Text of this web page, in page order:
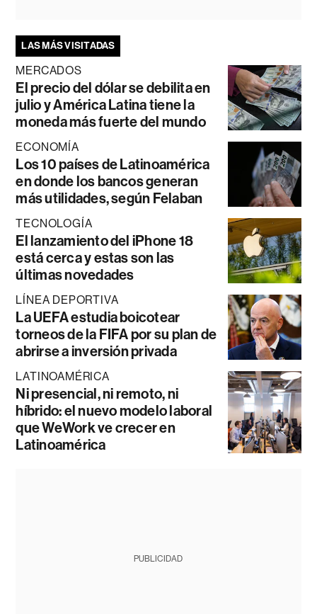
LAS MÁS VISITADAS
MERCADOS
El precio del dólar se debilita en
julio y América Latina tiene la
moneda más fuerte del mundo
ECONOMÍA
Los 10 países de Latinoamérica
en donde los bancos generan
más utilidades, según Felaban
TECNOLOGÍA
El lanzamiento del iPhone 18
está cerca y estas son las
últimas novedades
LÍNEA DEPORTIVA
La UEFA estudia boicotear
torneos de la FIFA por su plan de
abrirse a inversión privada
LATINOAMÉRICA
Ni presencial, ni remoto, ni
híbrido: el nuevo modelo laboral
que WeWork ve crecer en
Latinoamérica
PUBLICIDAD